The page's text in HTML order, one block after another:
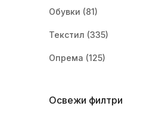
Обувки (81)
Текстил (335)
Опрема (125)
Освежи филтри